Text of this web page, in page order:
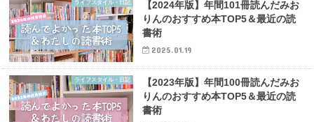
ライフスタイル・日記
【2024年版】年間101冊読んだみお
りんのおすすめ本TOP5＆最近の読
書術
2025.01.19
ライフスタイル・日記
【2023年版】年間100冊読んだみお
りんのおすすめ本TOP5＆最近の読
書術